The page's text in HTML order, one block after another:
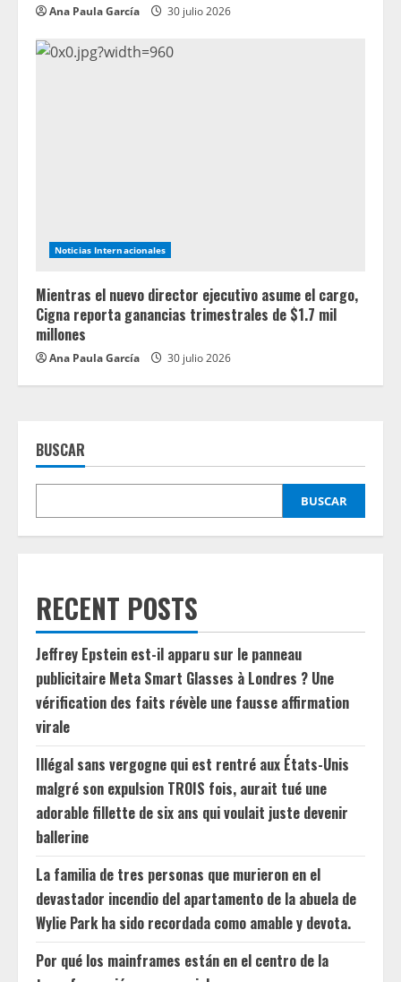
Ana Paula García 30 julio 2026
Noticias Internacionales
Mientras el nuevo director ejecutivo asume el cargo,
Cigna reporta ganancias trimestrales de $1.7 mil
millones
Ana Paula García 30 julio 2026
BUSCAR
BUSCAR
RECENT POSTS
Jeffrey Epstein est-il apparu sur le panneau
publicitaire Meta Smart Glasses à Londres ? Une
vérification des faits révèle une fausse affirmation
virale
Illégal sans vergogne qui est rentré aux États-Unis
malgré son expulsion TROIS fois, aurait tué une
adorable fillette de six ans qui voulait juste devenir
ballerine
La familia de tres personas que murieron en el
devastador incendio del apartamento de la abuela de
Wylie Park ha sido recordada como amable y devota.
Por qué los mainframes están en el centro de la